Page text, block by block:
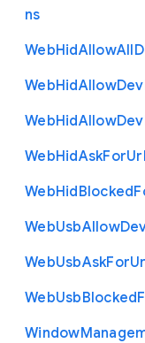
ns
WebHidAllowAll
WebHidAllow
WebHidAllow
WebHidAskFor
WebHidBlocked
WebUsbAllow
WebUsbAskFor
WebUsbBlocked
Window